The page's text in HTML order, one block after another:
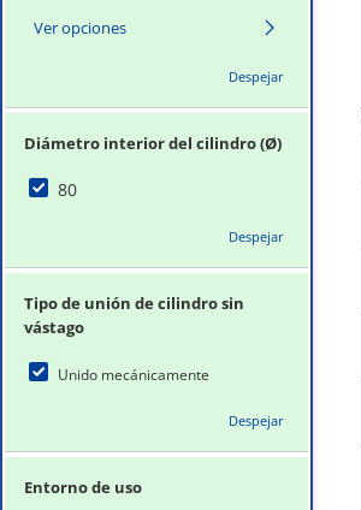
Ver opciones
Despejar
Diámetro interior del cilindro (Ø)
80
Despejar
Tipo de unión de cilindro sin
vástago
Unido mecánicamente
Despejar
Entorno de uso